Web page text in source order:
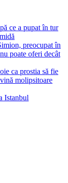
ce a pupat în tur
preocupat în
poate oferi decât
ca prostia să fie
molipsitoare
Istanbul